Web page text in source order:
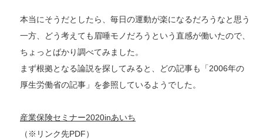
本当にそうだとしたら、毎日の運動が楽になるだろうなと思う
一方、どう考えても眉唾モノだろうという直感が働いたので、
ちょっとばかり調べてみました。
まず根拠となる論説を探してみると、どの記事も「2006年の
厚生労働省の記事」を参照しているようでした。
産業保険セミナー2020inあいち
（※リンク先PDF）